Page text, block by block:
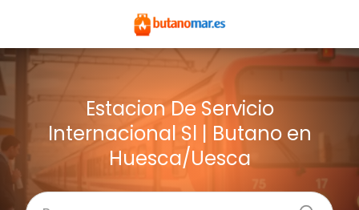
Estacion De Servicio
Internacional Sl | Butano en
Huesca/Uesca